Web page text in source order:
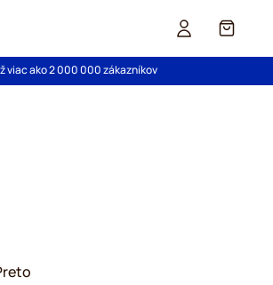
Košík
viac ako 2 000 000 zákazníkov